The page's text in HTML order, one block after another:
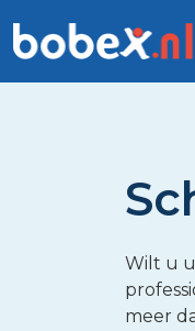
Wilt u
meer